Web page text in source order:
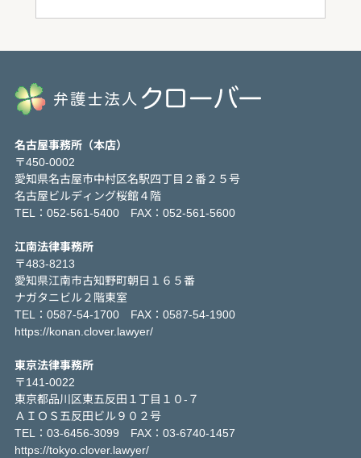
名古屋事務所（本店）
〒450-0002
愛知県名古屋市中村区名駅四丁目２番２５号
名古屋ビルディング桜館４階
TEL：052-561-5400 FAX：052-561-5600
江南法律事務所
〒483-8213
愛知県江南市古知野町朝日１６５番
ナガタニビル２階東室
TEL：0587-54-1700 FAX：0587-54-1900
https://konan.clover.lawyer/
東京法律事務所
〒141-0022
東京都品川区東五反田１丁目１０-７
ＡＩＯＳ五反田ビル９０２号
TEL：03-6456-3099 FAX：03-6740-1457
https://tokyo.clover.lawyer/